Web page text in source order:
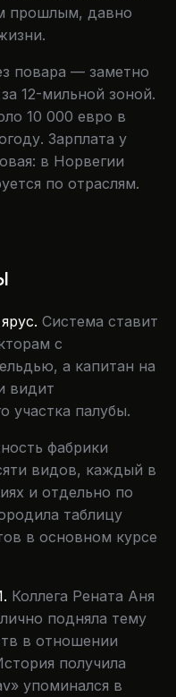
прошлым, давно
повара — заметно
12-мильной зоной.
10 000 евро в
Зарплата у
в Норвегии
по отраслям.
Система ставит
с
а капитан на
видит
участка палубы.
фабрики
видов, каждый в
и отдельно по
таблицу
в основном курсе
Коллега Рената Аня
подняла тему
в отношении
получила
упоминался в